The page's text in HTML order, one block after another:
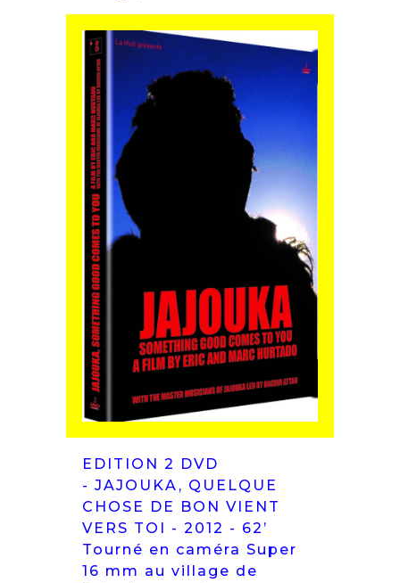
EDITION 2 DVD
- JAJOUKA, QUELQUE
CHOSE DE BON VIENT
VERS TOI - 2012 - 62’
Tourné en caméra Super
16 mm au village de